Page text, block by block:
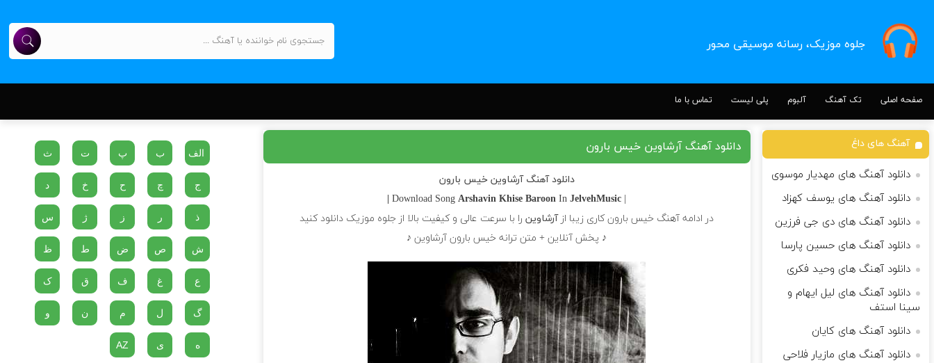
جلوه موزیک، رسانه موسیقی محور
صفحه اصلی تک آهنگ آلبوم پلی لیست تماس با ما
دانلود آهنگ آرشاوین خیس بارون
دانلود آهنگ آرشاوین خیس بارون
| Download Song
Arshavin Khise Baroon InJelvehMusic |
در ادامه آهنگ خیس بارون کاری زیبا ازآرشاوینرا با سرعت عالی و کیفیت بالا از جلوه موزیک دانلود کنید
♪ پخش آنلاین + متن ترانه خیس بارون آرشاوین ♪
آهنگ های داغ
دانلود آهنگ های مهدیار موسوی
دانلود آهنگ های یوسف کهزاد
دانلود آهنگ های دی جی فرزین
دانلود آهنگ های حسین پارسا
دانلود آهنگ های وحید فکری
دانلود آهنگ های لیل ایهام و
سینا استف
دانلود آهنگ های کایان
دانلود آهنگ های مازیار فلاحی
الف ب پ ت ث
ج چ ح خ د
ذ ر ز ژ س
ش ص ض ط ظ
ع غ ف ق ک
گ ل م ن و
ه ی AZ